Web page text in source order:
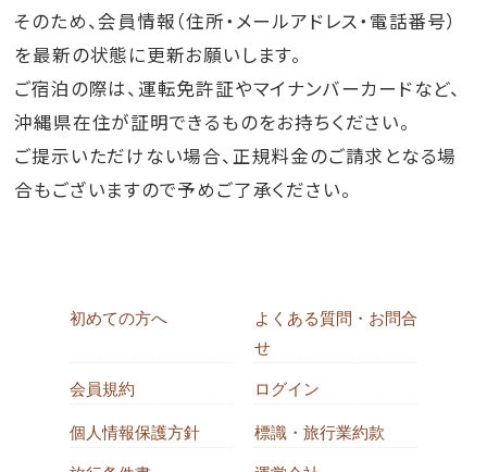
そのため、会員情報（住所・メールアドレス・電話番号）
を最新の状態に更新お願いします。
ご宿泊の際は、運転免許証やマイナンバーカードなど、
沖縄県在住が証明できるものをお持ちください。
ご提示いただけない場合、正規料金のご請求となる場
合もございますので予めご了承ください。
初めての方へ
よくある質問・お問合
せ
会員規約 ログイン
個人情報保護方針 標識・旅行業約款